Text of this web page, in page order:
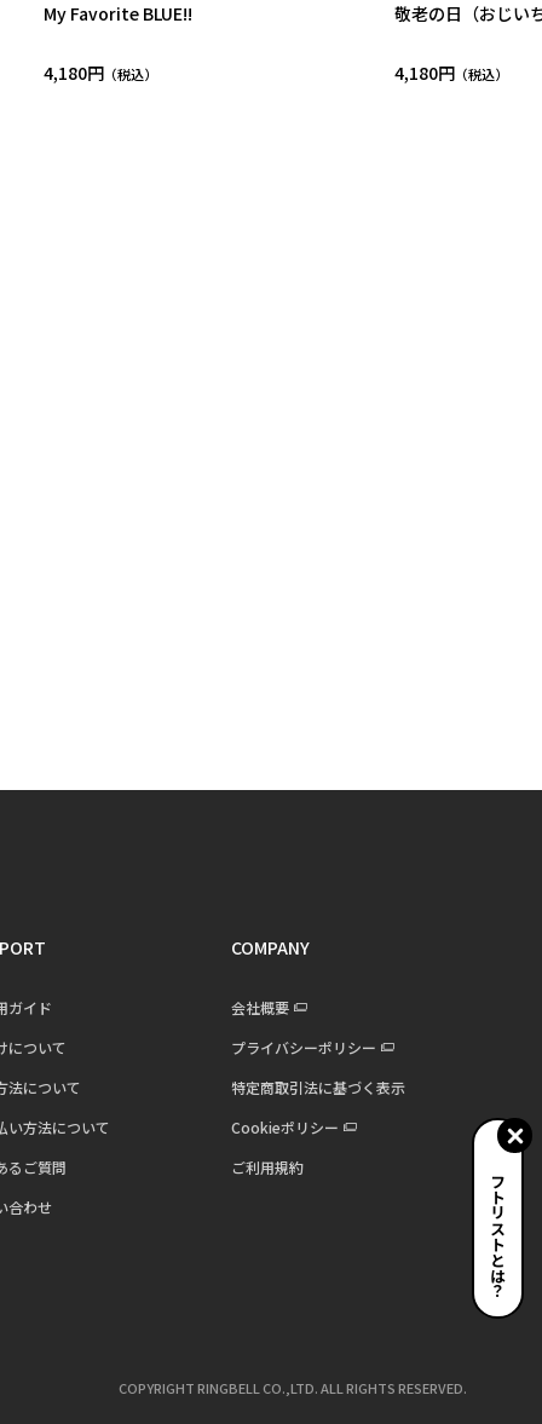
My Favorite BLUE!!
4,180円
敬老の日（おじい
4,180円
ギフトリストとは？
ガイド
について
法について
い方法について
るご質問
合わせ
COMPANY
会社概要
プライバシーポリシー
特定商取引法に基づく表示
Cookieポリシー
ご利用規約
COPYRIGHT RINGBELL CO.,LTD. ALL RIGHTS RESERVED.